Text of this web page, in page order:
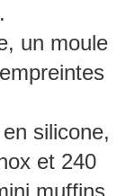
un moule
silicone,
et 240